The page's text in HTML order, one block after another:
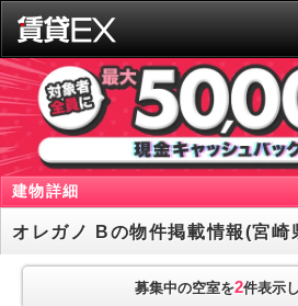
建物詳細
オレガノ Bの物件掲載情報(宮崎
募集中の空室を2件表示